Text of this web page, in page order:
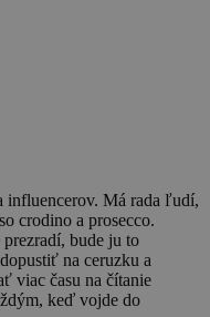
influencerov. Má rada ľudí,
crodino a prosecco.
prezradí, bude ju to
na ceruzku a
viac času na čítanie
keď vojde do